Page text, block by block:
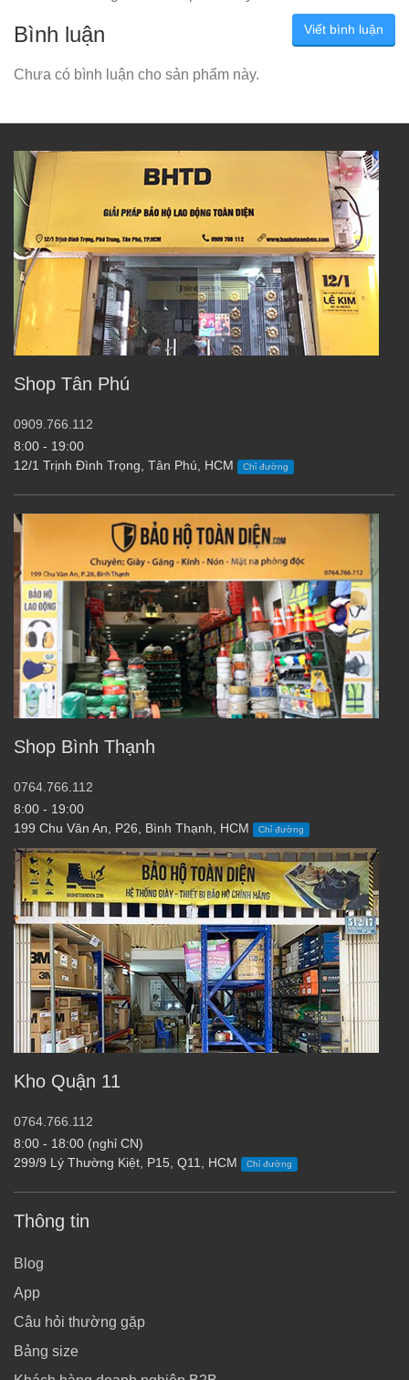
Viết bình luận
Bình luận
Chưa có bình luận cho sản phẩm này.
Shop Tân Phú
0909.766.112
8:00 - 19:00
12/1 Trịnh Đình Trọng, Tân Phú, HCM
Chỉ đường
Shop Bình Thạnh
0764.766.112
8:00 - 19:00
199 Chu Văn An, P26, Bình Thạnh, HCM
Chỉ đường
Kho Quận 11
0764.766.112
8:00 - 18:00 (nghỉ CN)
299/9 Lý Thường Kiệt, P15, Q11, HCM
Chỉ đường
Thông tin
Blog
App
Câu hỏi thường gặp
Bảng size